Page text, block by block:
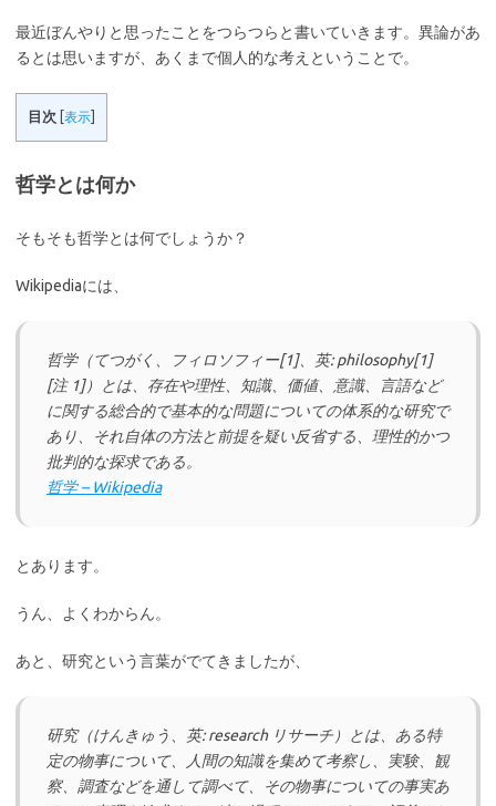
最近ぼんやりと思ったことをつらつらと書いていきます。異論があ
るとは思いますが、あくまで個人的な考えということで。
目次 表示
哲学とは何か
そもそも哲学とは何でしょうか？
Wikipediaには、
哲学（てつがく、フィロソフィー[1]、英: philosophy[1]
[注 1]）とは、存在や理性、知識、価値、意識、言語など
に関する総合的で基本的な問題についての体系的な研究で
あり、それ自体の方法と前提を疑い反省する、理性的かつ
批判的な探求である。
哲学 – Wikipedia
とあります。
うん、よくわからん。
あと、研究という言葉がでてきましたが、
研究（けんきゅう、英: research リサーチ）とは、ある特
定の物事について、人間の知識を集めて考察し、実験、観
察、調査などを通して調べて、その物事についての事実あ